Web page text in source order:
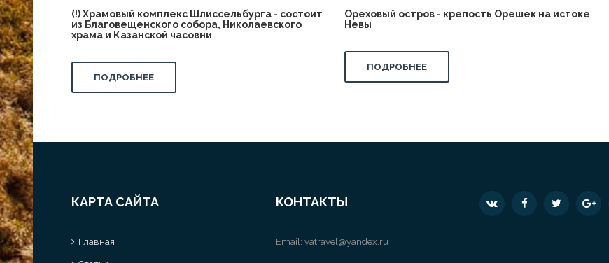
(!) Храмовый комплекс Шлиссельбурга - состоит
из Благовещенского собора, Николаевского
храма и Казанской часовни
ПОДРОБНЕЕ
Ореховый остров - крепость Орешек на истоке
Невы
ПОДРОБНЕЕ
КАРТА САЙТА
Главная
КОНТАКТЫ
Email: vatravel@yandex.ru